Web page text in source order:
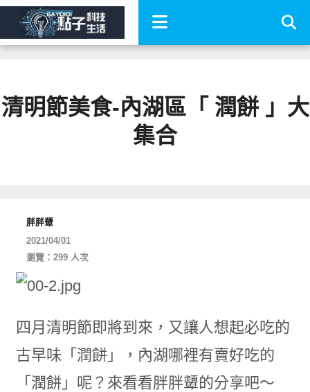
清明節美食-內湖區「 潤餅 」大
集合
胖胖顰
2021/04/01
瀏覽：299 人次
四月清明節即將到來，又讓人想起必吃的
古早味「潤餅」，內湖哪裡有賣好吃的
「潤餅」呢？來看看胖胖顰的分享吧～